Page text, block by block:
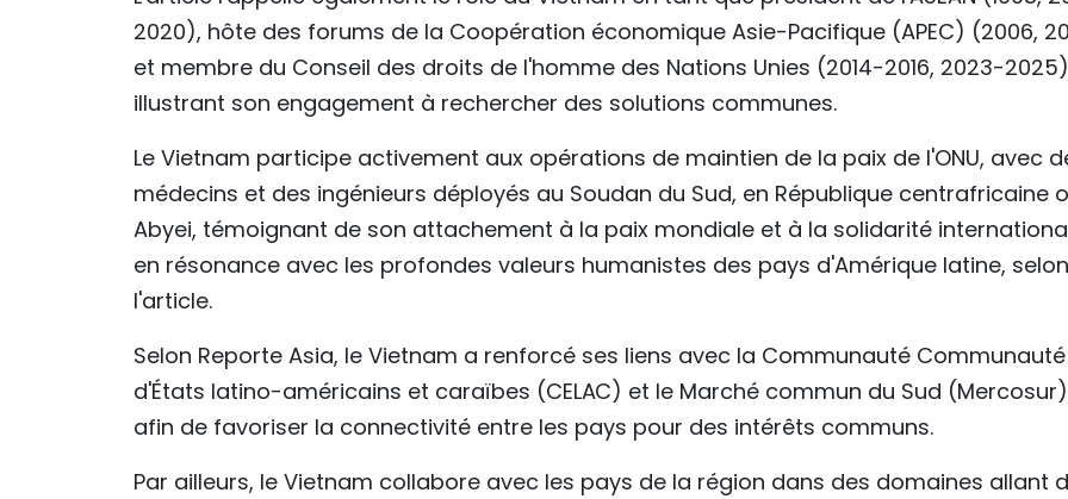
2020), hôte des forums de la Coopération économique Asie-Pacifique (APEC) (2006,
et membre du Conseil des droits de l'homme des Nations Unies (2014-2016, 2023-
illustrant son engagement à rechercher des solutions communes.
Le Vietnam participe activement aux opérations de maintien de la paix de l'ONU, avec
médecins et des ingénieurs déployés au Soudan du Sud, en République centrafricaine
Abyei, témoignant de son attachement à la paix mondiale et à la solidarité
en résonance avec les profondes valeurs humanistes des pays d'Amérique latine, selon
l'article.
Selon Reporte Asia, le Vietnam a renforcé ses liens avec la Communauté Communauté
d'États latino-américains et caraïbes (CELAC) et le Marché commun du Sud (Mercosur)
afin de favoriser la connectivité entre les pays pour des intérêts communs.
Par ailleurs, le Vietnam collabore avec les pays de la région dans des domaines allant